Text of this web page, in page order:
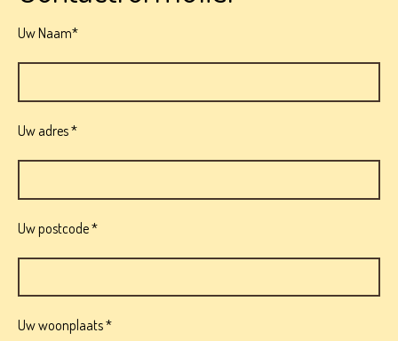
Uw Naam*
Uw adres *
Uw postcode *
Uw woonplaats *